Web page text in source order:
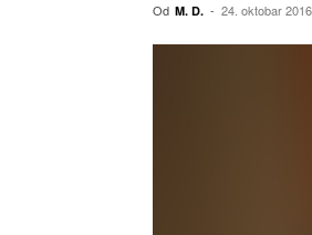
Od M. D. - 24. oktobar 2016.